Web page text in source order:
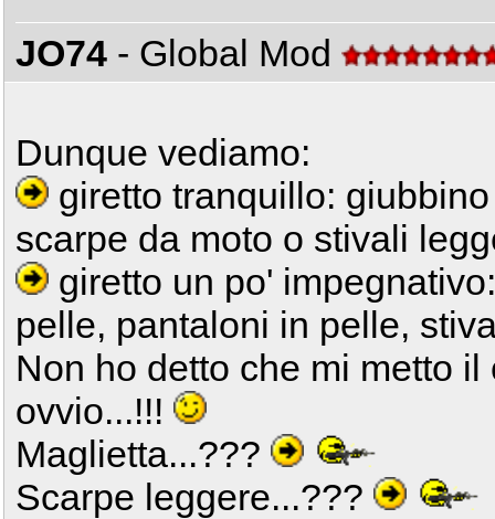
JO74 - Global Mod
Dunque vediamo:
giretto tranquillo:
scarpe da moto o stivali
giretto un po'
pelle, pantaloni in pelle,
Non ho detto che mi metto
ovvio...!!!
Maglietta...???
Scarpe leggere...???